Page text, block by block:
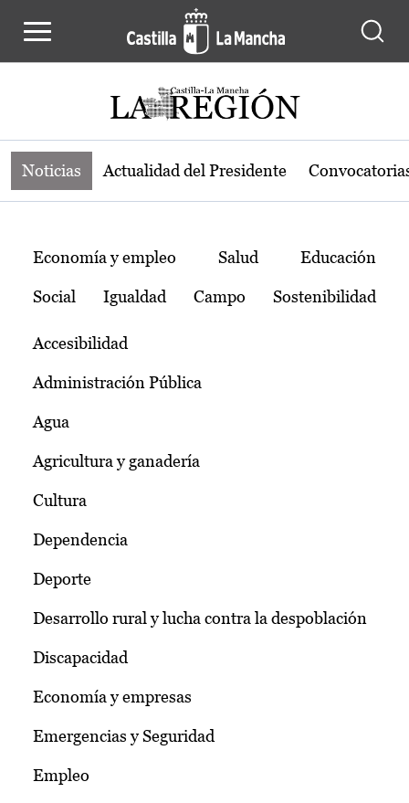
Noticias de la región de Castilla-La
Noticias Actualidad del Presidente
Temas
Economía y empleo Salud Educación
Social Igualdad Campo Sostenibilidad
Accesibilidad
Administración Pública
Agua
Agricultura y ganadería
Cultura
Dependencia
Deporte
Desarrollo rural y lucha contra la despoblación
Discapacidad
Economía y empresas
Emergencias y Seguridad
Empleo